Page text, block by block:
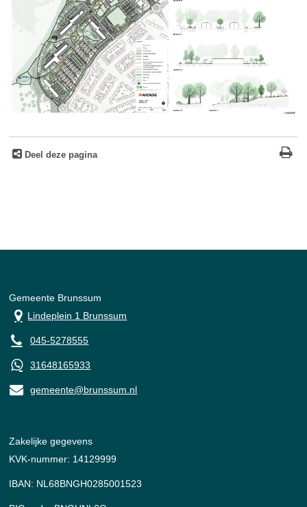
Deel deze pagina
Gemeente Brunssum
Lindeplein 1 Brunssum
045-5278555
31648165933
gemeente@brunssum.nl
Zakelijke gegevens
KVK-nummer: 14129999
IBAN: NL68BNGH0285001523